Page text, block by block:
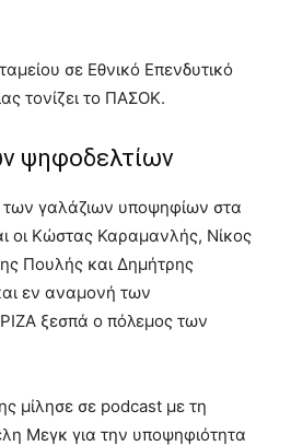
σε Εθνικό Επενδυτικό
τονίζει το ΠΑΣΟΚ.
ψηφοδελτίων
γαλάζιων υποψηφίων στα
οι Κώστας Καραμανλής, Νίκος
Πουλής και Δημήτρης
εν αναμονή των
ξεσπά ο πόλεμος των
μίλησε σε podcast με τη
Μεγκ για την υποψηφιότητα